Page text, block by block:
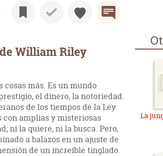
William Riley
más. Es un mundo
el dinero, la notoriedad.
de los tiempos de la Ley
con amplias y misteriosas
ni la quiere, ni la busca. Pero,
a balazos en un ajuste de
de un increíble tinglado.
La